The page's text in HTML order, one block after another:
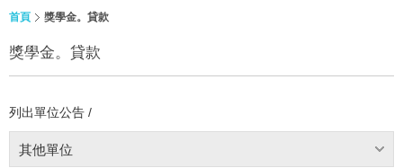
首頁 獎學金。貸款
獎學金。貸款
列出單位公告 /
其他單位